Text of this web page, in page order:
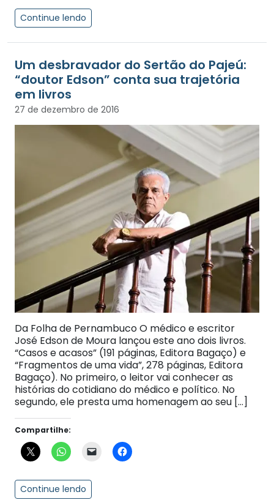
Continue lendo
Um desbravador do Sertão do Pajeú:
“doutor Edson” conta sua trajetória
em livros
27 de dezembro de 2016
Da Folha de Pernambuco O médico e escritor
José Edson de Moura lançou este ano dois livros.
“Casos e acasos” (191 páginas, Editora Bagaço) e
“Fragmentos de uma vida”, 278 páginas, Editora
Bagaço). No primeiro, o leitor vai conhecer as
histórias do cotidiano do médico e político. No
segundo, ele presta uma homenagem ao seu […]
Compartilhe:
Continue lendo